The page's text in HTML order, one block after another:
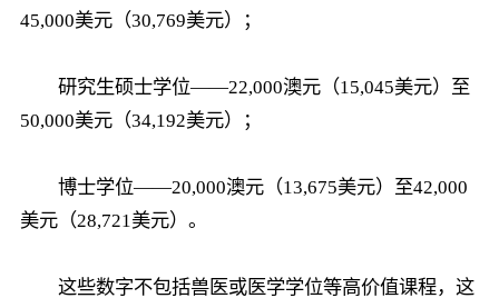
45,000美元（30,769美元）；
研究生硕士学位——22,000澳元（15,045美元）至
50,000美元（34,192美元）；
博士学位——20,000澳元（13,675美元）至42,000
美元（28,721美元）。
这些数字不包括兽医或医学学位等高价值课程，这